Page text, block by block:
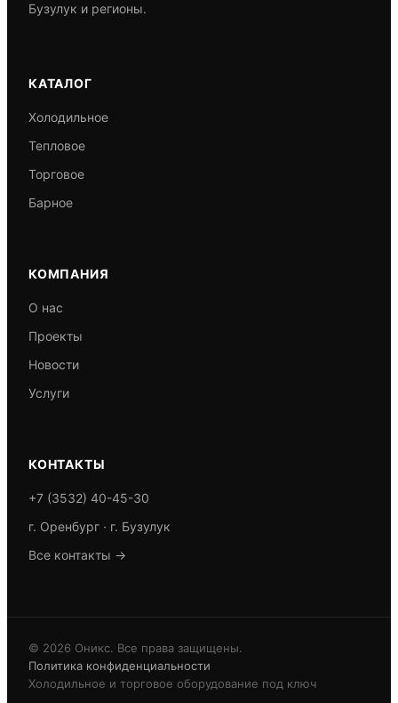
Бузулук и регионы.
КАТАЛОГ
Холодильное
Тепловое
Торговое
Барное
КОМПАНИЯ
О нас
Проекты
Новости
Услуги
КОНТАКТЫ
+7 (3532) 40-45-30
г. Оренбург · г. Бузулук
Все контакты →
© 2026 Оникс. Все права защищены.
Политика конфиденциальности
Холодильное и торговое оборудование под ключ